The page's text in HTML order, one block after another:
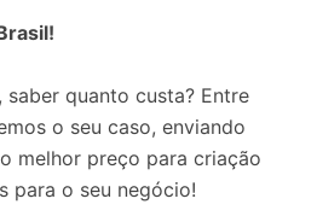
saber quanto custa? Entre
o seu caso, enviando
melhor preço para criação
para o seu negócio!